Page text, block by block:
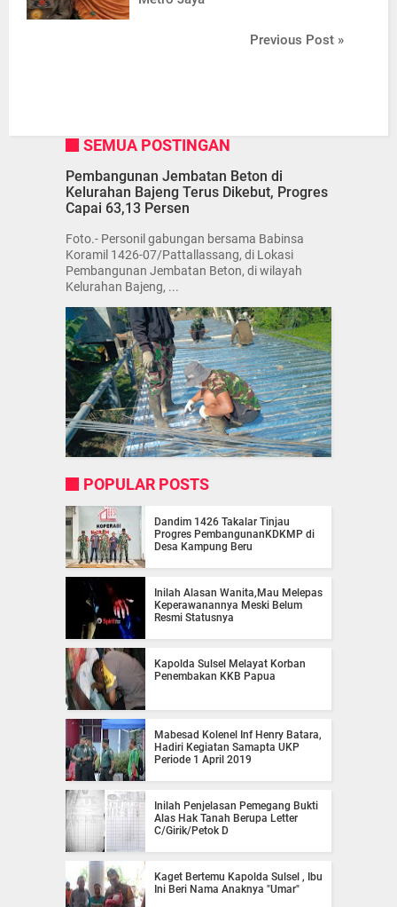
Previous Post »
SEMUA POSTINGAN
Pembangunan Jembatan Beton di
Kelurahan Bajeng Terus Dikebut, Progres
Capai 63,13 Persen
Foto.- Personil gabungan bersama Babinsa
Koramil 1426-07/Pattallassang, di Lokasi
Pembangunan Jembatan Beton, di wilayah
Kelurahan Bajeng, ...
POPULAR POSTS
Dandim 1426 Takalar Tinjau
Progres PembangunanKDKMP di
Desa Kampung Beru
Inilah Alasan Wanita,Mau Melepas
Keperawanannya Meski Belum
Resmi Statusnya
Kapolda Sulsel Melayat Korban
Penembakan KKB Papua
Mabesad Kolenel Inf Henry Batara,
Hadiri Kegiatan Samapta UKP
Periode 1 April 2019
Inilah Penjelasan Pemegang Bukti
Alas Hak Tanah Berupa Letter
C/Girik/Petok D
Kaget Bertemu Kapolda Sulsel , Ibu
Ini Beri Nama Anaknya "Umar"